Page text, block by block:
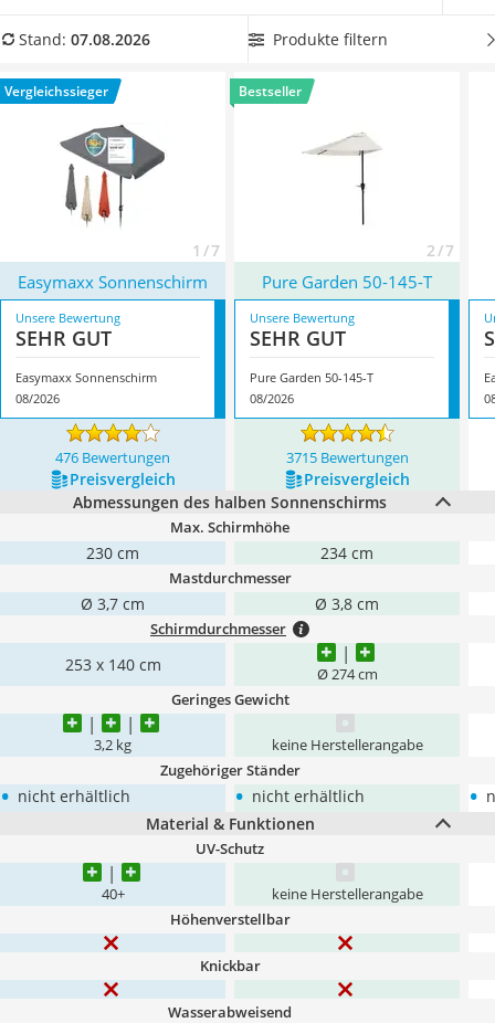
Löschdecke
Winterharte Palmen
Gasdurchlauferhitzer
wasserabweisenden halben Sonnenschirm , damit auch
Überzeugt hat uns hier im August 2026 besonders das
ModellEasymaxx Sonnenschirm* mit seinen Eigenschaften.
Stand: 07.08.2026 Produkte filtern
Vergleichssieger
1 / 7
Bestseller
2 / 7
Easymaxx Sonnenschirm Pure Garden ‎50-145-T
Unsere Bewertung
SEHR GUT
Easymaxx Sonnenschirm
08/2026
Unsere Bewertung
SEHR GUT
Pure Garden ‎50-145-T
08/2026
476 Bewertungen 3715 Bewertungen
Preis­vergleich
Preis­vergleich
Abmessungen des halben Sonnenschirms
Max. Schirmhöhe
230 cm 234 cm
Mastdurchmesser
Ø 3,7 cm Ø 3,8 cm
Schirmdurchmesser
253 x 140 cm Ø 274 cm
Geringes Gewicht
3,2 kg keine Herstellerangabe
Zugehöriger Ständer
• nicht erhältlich • nicht erhältlich •
Material & Funktionen
UV-Schutz
40+ keine Herstellerangabe
Höhenverstellbar
Knickbar
Wasserabweisend